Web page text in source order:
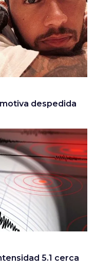
despedida
5.1 cerca